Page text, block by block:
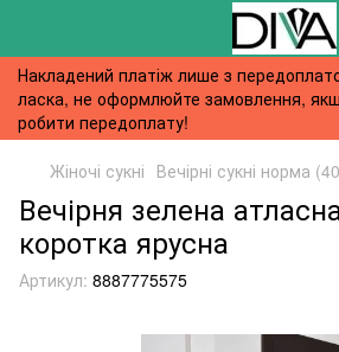
Накладений платіж лише з
ласка, не оформлюйте замовлення,
робити передоплату!
Жіночі сукні Вечірні сукні норма
Вечірня зелена
коротка ярусна
Артикул: 8887775575